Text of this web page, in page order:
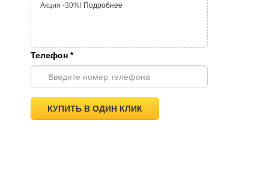
Акция -30%! Подробнее
Телефон *
КУПИТЬ В ОДИН КЛИК